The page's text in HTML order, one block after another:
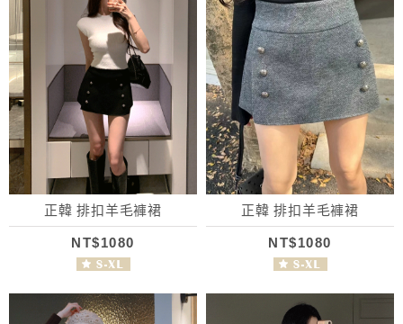
正韓 排扣羊毛褲裙
NT$1080
正韓 排扣羊毛褲裙
NT$1080